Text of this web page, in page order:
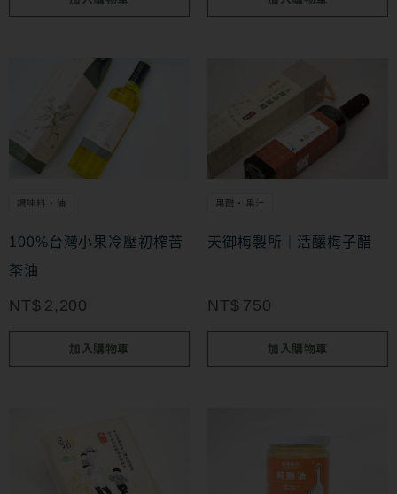
調味料・油
100%台灣小果冷壓初榨苦
茶油
NT$ 2,200
加入購物車
果醋・果汁
天御梅製所｜活釀梅子醋
NT$ 750
加入購物車